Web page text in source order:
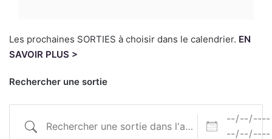
Les prochaines SORTIES à choisir dans le calendrier. EN
SAVOIR PLUS >
Rechercher une sortie